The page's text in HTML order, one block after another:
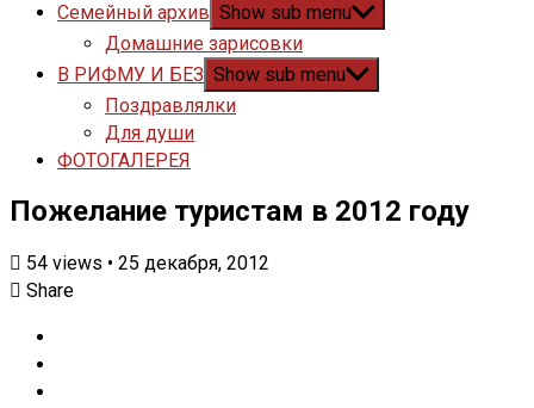
Семейный архив Show sub menu
Домашние зарисовки
В РИФМУ И БЕЗ Show sub menu
Поздравлялки
Для души
ФОТОГАЛЕРЕЯ
Пожелание туристам в 2012 году
54 views • 25 декабря, 2012
Share